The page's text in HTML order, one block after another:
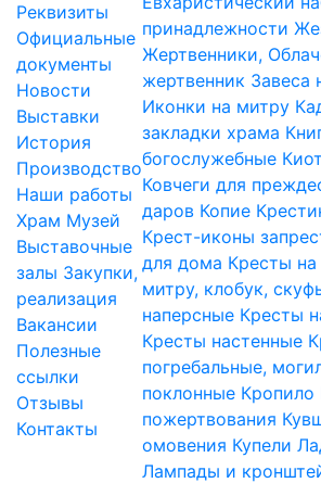
Реквизиты
Официальные
документы
Новости
Выставки
История
Производство
Наши работы
Храм Музей
Выставочные
залы Закупки,
реализация
Вакансии
Полезные
ссылки
Отзывы
Контакты
принадлежности
Жертвенники,
жертвенник Завеса
Иконки на митру
закладки храма
богослужебные
Ковчеги для
даров Копие
Крест-иконы
для дома Кресты на
митру, клобук,
наперсные Кресты
Кресты настенные
погребальные,
поклонные Кропило
пожертвования
омовения Купели
Лампады и